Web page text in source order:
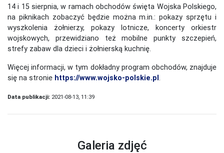
14 i 15 sierpnia, w ramach obchodów święta Wojska Polskiego,
na piknikach zobaczyć będzie można m.in.: pokazy sprzętu i
wyszkolenia żołnierzy, pokazy lotnicze, koncerty orkiestr
wojskowych, przewidziano też mobilne punkty szczepień,
strefy zabaw dla dzieci i żołnierską kuchnię.
Więcej informacji, w tym dokładny program obchodów, znajduje
się na stronie https://www.wojsko-polskie.pl
Data publikacji: 2021-08-13, 11:39
Galeria zdjęć